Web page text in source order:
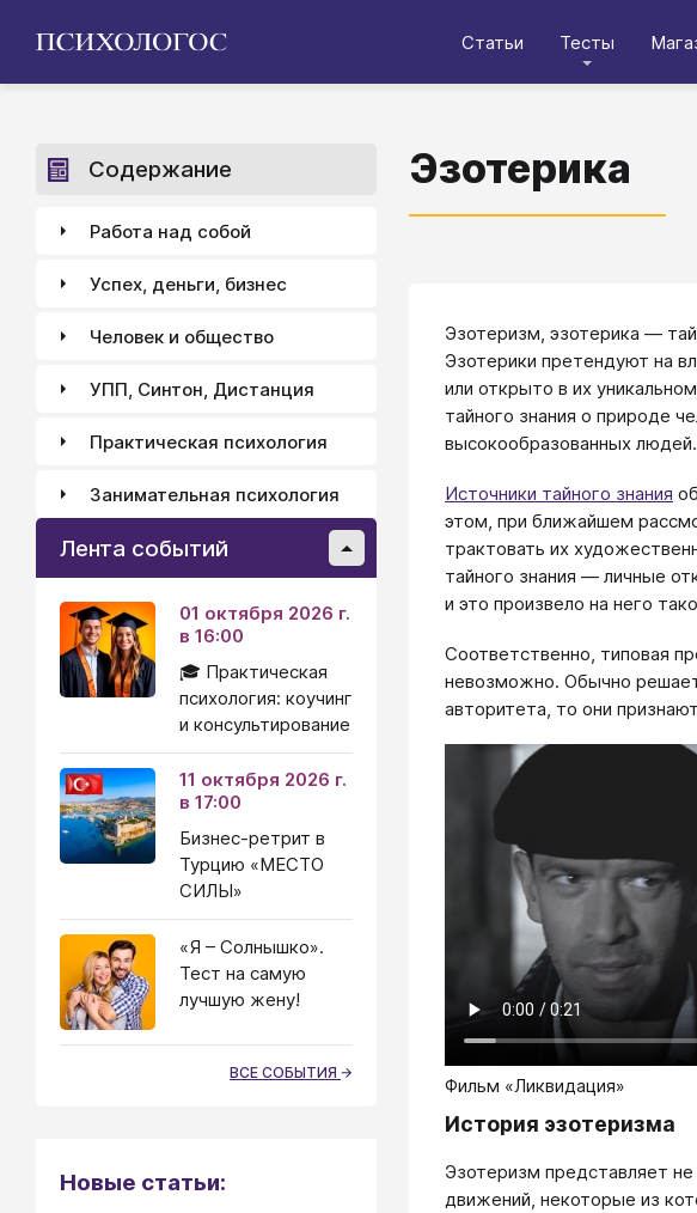
Статьи Тесты
Эзотерика
Эзотеризм, эзотерика —
Эзотерики претендуют на
или открыто в их
тайного знания о природе
высокообразованных людей.
Источники тайного знания
этом, при ближайшем
трактовать их
тайного знания — личные
и это произвело на него
Соответственно, типовая
невозможно. Обычно
авторитета, то они
Фильм «Ликвидация»
История эзотеризма
Эзотеризм представляет
движений, некоторые из
Содержание
Работа над собой
Успех, деньги, бизнес
Человек и общество
УПП, Синтон, Дистанция
Практическая психология
Занимательная психология
Лента событий
01 октября 2026 г.
в 16:00
🎓 Практическая
психология: коучинг
и консультирование
11 октября 2026 г.
в 17:00
Бизнес-ретрит в
Турцию «МЕСТО
СИЛЫ»
«Я – Солнышко».
Тест на самую
лучшую жену!
ВСЕ СОБЫТИЯ
Новые статьи: